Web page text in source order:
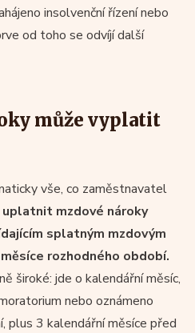
insolvenční řízení nebo
od toho se odvíjí další
může vyplatit
vše, co zaměstnavatel
uplatnit mzdové nároky
splatným mzdovým
rozhodného období.
široké: jde o kalendářní měsíc,
nebo oznámeno
plus 3 kalendářní měsíce před